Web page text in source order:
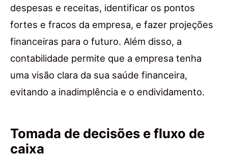
despesas e receitas, identificar os pontos
fortes e fracos da empresa, e fazer projeções
financeiras para o futuro. Além disso, a
contabilidade permite que a empresa tenha
uma visão clara da sua saúde financeira,
evitando a inadimplência e o endividamento.
Tomada de decisões e fluxo de
caixa